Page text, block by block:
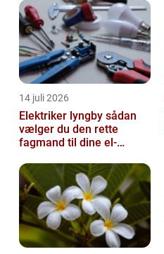
14 juli 2026
Elektriker lyngby sådan
vælger du den rette
fagmand til dine el-